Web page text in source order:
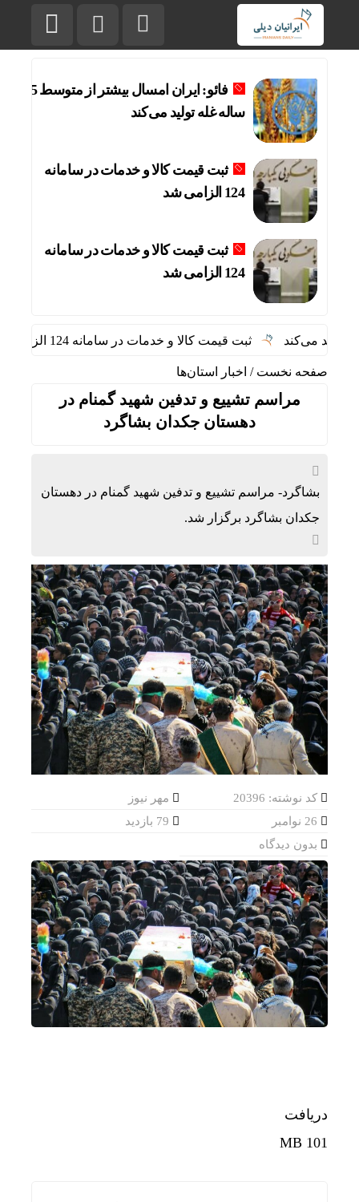
فائو: ایران امسال بیشتر از متوسط 5
ساله غله تولید می‌کند
ثبت قیمت کالا و خدمات در سامانه
124 الزامی شد
ثبت قیمت کالا و خدمات در سامانه
124 الزامی شد
ثبت قیمت کالا و خدمات در سامانه 124 الزامی شد
صفحه نخست / اخبار استان‌ها
مراسم تشییع و تدفین شهید گمنام در
دهستان جکدان بشاگرد
بشاگرد- مراسم تشییع و تدفین شهید گمنام در دهستان
جکدان بشاگرد برگزار شد.
کد نوشته: 20396
مهر نیوز
بدون دیدگاه
دریافت
101 MB